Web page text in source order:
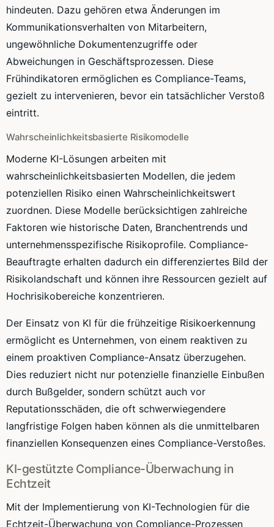
hindeuten. Dazu gehören etwa Änderungen im
Kommunikationsverhalten von Mitarbeitern,
ungewöhnliche Dokumentenzugriffe oder
Abweichungen in Geschäftsprozessen. Diese
Frühindikatoren ermöglichen es Compliance-Teams,
gezielt zu intervenieren, bevor ein tatsächlicher Verstoß
eintritt.
Wahrscheinlichkeitsbasierte Risikomodelle
Moderne KI-Lösungen arbeiten mit
wahrscheinlichkeitsbasierten Modellen, die jedem
potenziellen Risiko einen Wahrscheinlichkeitswert
zuordnen. Diese Modelle berücksichtigen zahlreiche
Faktoren wie historische Daten, Branchentrends und
unternehmensspezifische Risikoprofile. Compliance-
Beauftragte erhalten dadurch ein differenziertes Bild der
Risikolandschaft und können ihre Ressourcen gezielt auf
Hochrisikobereiche konzentrieren.
Der Einsatz von KI für die frühzeitige Risikoerkennung
ermöglicht es Unternehmen, von einem reaktiven zu
einem proaktiven Compliance-Ansatz überzugehen.
Dies reduziert nicht nur potenzielle finanzielle Einbußen
durch Bußgelder, sondern schützt auch vor
Reputationsschäden, die oft schwerwiegendere
langfristige Folgen haben können als die unmittelbaren
finanziellen Konsequenzen eines Compliance-Verstoßes.
KI-gestützte Compliance-Überwachung in
Echtzeit
Mit der Implementierung von KI-Technologien für die
Echtzeit-Überwachung von Compliance-Prozessen